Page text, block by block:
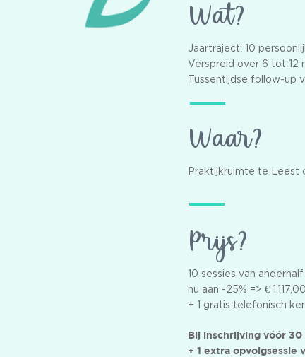
Wat?
Jaartraject: 10
Verspreid over 6 tot 12
Tussentijdse follow-up
Waar?
Praktijkruimte te Leest
Prijs?
10 sessies van
nu aan -25% => € 1.117,00
+ 1 gratis telefonisch
Bij inschrijving vóór
+ 1 extra opvolgsessie